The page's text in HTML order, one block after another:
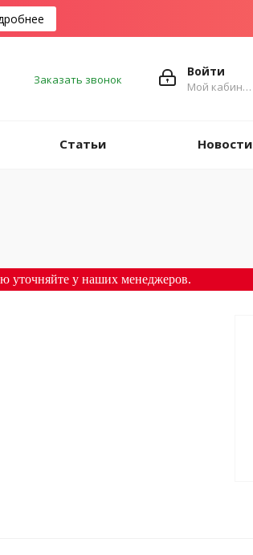
Войти
Мой кабинет
Заказать звонок
Статьи Новости
уточняйте у наших менеджеров.